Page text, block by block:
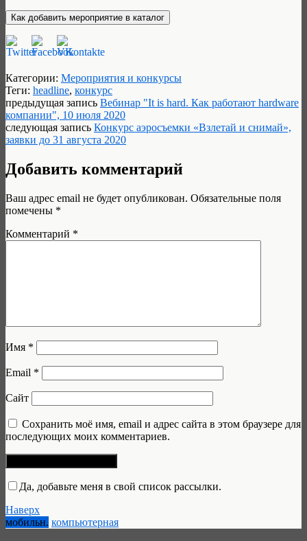
Категории: Мероприятия и конкурсы
Теги: headline, конкурс
предыдущая запись Вебинар "It is hard. Как работают hardware
компании", 10 июля 2020
следующая запись Конкурс аэросъемки «Взлетай и снимай»,
заявки до 31 августа 2020
Добавить комментарий
Ваш адрес email не будет опубликован. Обязательные поля
помечены *
Комментарий *
Имя *
Email *
Сайт
Сохранить моё имя, email и адрес сайта в этом браузере для
последующих моих комментариев.
Да, добавьте меня в свой список рассылки.
Наверх
мобильн. компьютерная